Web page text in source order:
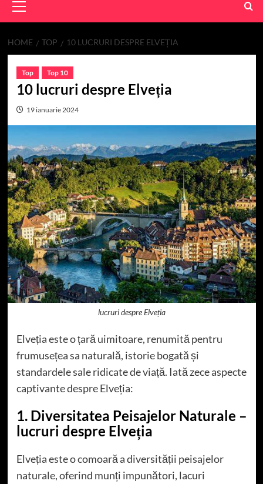
Menu
HOME TOP 10 LUCRURI DESPRE ELVEȚIA
Top Top 10
10 lucruri despre Elveția
19 ianuarie 2024
lucruri despre Elveția
Elveția este o țară uimitoare, renumită pentru
frumusețea sa naturală, istorie bogată și
standardele sale ridicate de viață. Iată zece aspecte
captivante despre Elveția:
1. Diversitatea Peisajelor Naturale –
lucruri despre Elveția
Elveția este o comoară a diversității peisajelor
naturale, oferind munți impunători, lacuri